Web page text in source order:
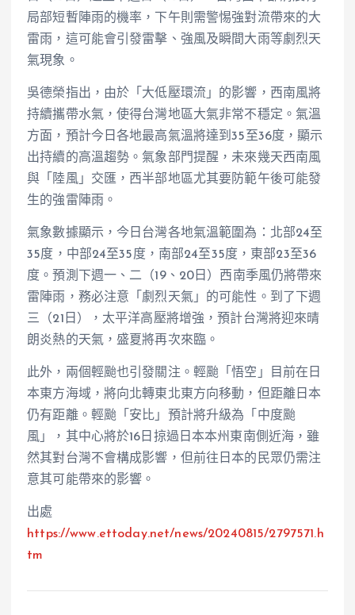
局部短暫陣雨的機率，下午則需警惕強對流帶來的大
雷雨，這可能會引發雷擊、強風及瞬間大雨等劇烈天
氣現象。
吳德榮指出，由於「大低壓環流」的影響，西南風將
持續攜帶水氣，使得台灣地區大氣非常不穩定。氣溫
方面，預計今日各地最高氣溫將達到35至36度，顯示
出持續的高溫趨勢。氣象部門提醒，未來幾天西南風
與「陸風」交匯，西半部地區尤其要防範午後可能發
生的強雷陣雨。
氣象數據顯示，今日台灣各地氣溫範圍為：北部24至
35度，中部24至35度，南部24至35度，東部23至36
度。預測下週一、二（19、20日）西南季風仍將帶來
雷陣雨，務必注意「劇烈天氣」的可能性。到了下週
三（21日），太平洋高壓將增強，預計台灣將迎來晴
朗炎熱的天氣，盛夏將再次來臨。
此外，兩個輕颱也引發關注。輕颱「悟空」目前在日
本東方海域，將向北轉東北東方向移動，但距離日本
仍有距離。輕颱「安比」預計將升級為「中度颱
風」，其中心將於16日掠過日本本州東南側近海，雖
然其對台灣不會構成影響，但前往日本的民眾仍需注
意其可能帶來的影響。
出處
https://www.ettoday.net/news/20240815/2797571.h
tm